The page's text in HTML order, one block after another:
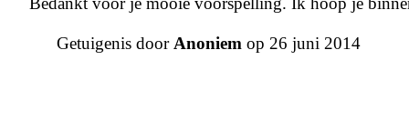
Getuigenis doorAnoniem op 26 juni 2014